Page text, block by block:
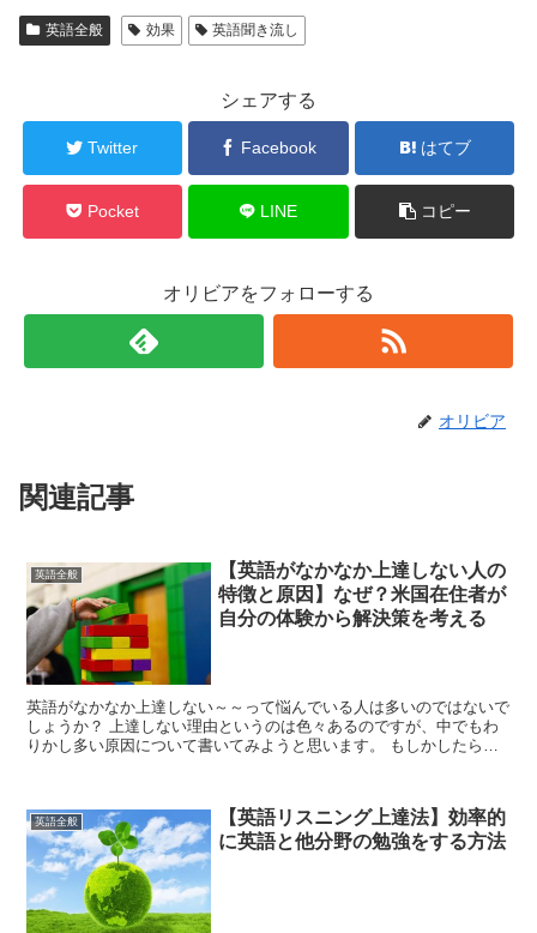
英語全般 効果 英語聞き流し
シェアする
Twitter Facebook はてブ
Pocket LINE コピー
オリビアをフォローする
オリビア
関連記事
英語全般
【英語がなかなか上達しない人の
特徴と原因】なぜ？米国在住者が
自分の体験から解決策を考える
英語がなかなか上達しない～～って悩んでいる人は多いのではないで
しょうか？ 上達しない理由というのは色々あるのですが、中でもわ
りかし多い原因について書いてみようと思います。 もしかしたらあ
英語全般
【英語リスニング上達法】効率的
に英語と他分野の勉強をする方法